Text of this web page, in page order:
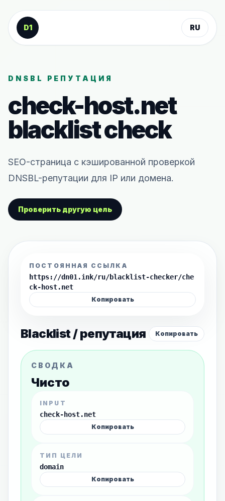
К содержанию
D1
RU
DNSBL РЕПУТАЦИЯ
check-host.net
blacklist check
SEO-страница с кэшированной проверкой
DNSBL-репутации для IP или домена.
Проверить другую цель
ПОСТОЯННАЯ ССЫЛКА
https://dn01.ink/ru/blacklist-checker/che
ck-host.net
Копировать
Blacklist / репутация Копировать
СВОДКА
Чисто
INPUT
check-host.net
Копировать
ТИП ЦЕЛИ
domain
Копировать